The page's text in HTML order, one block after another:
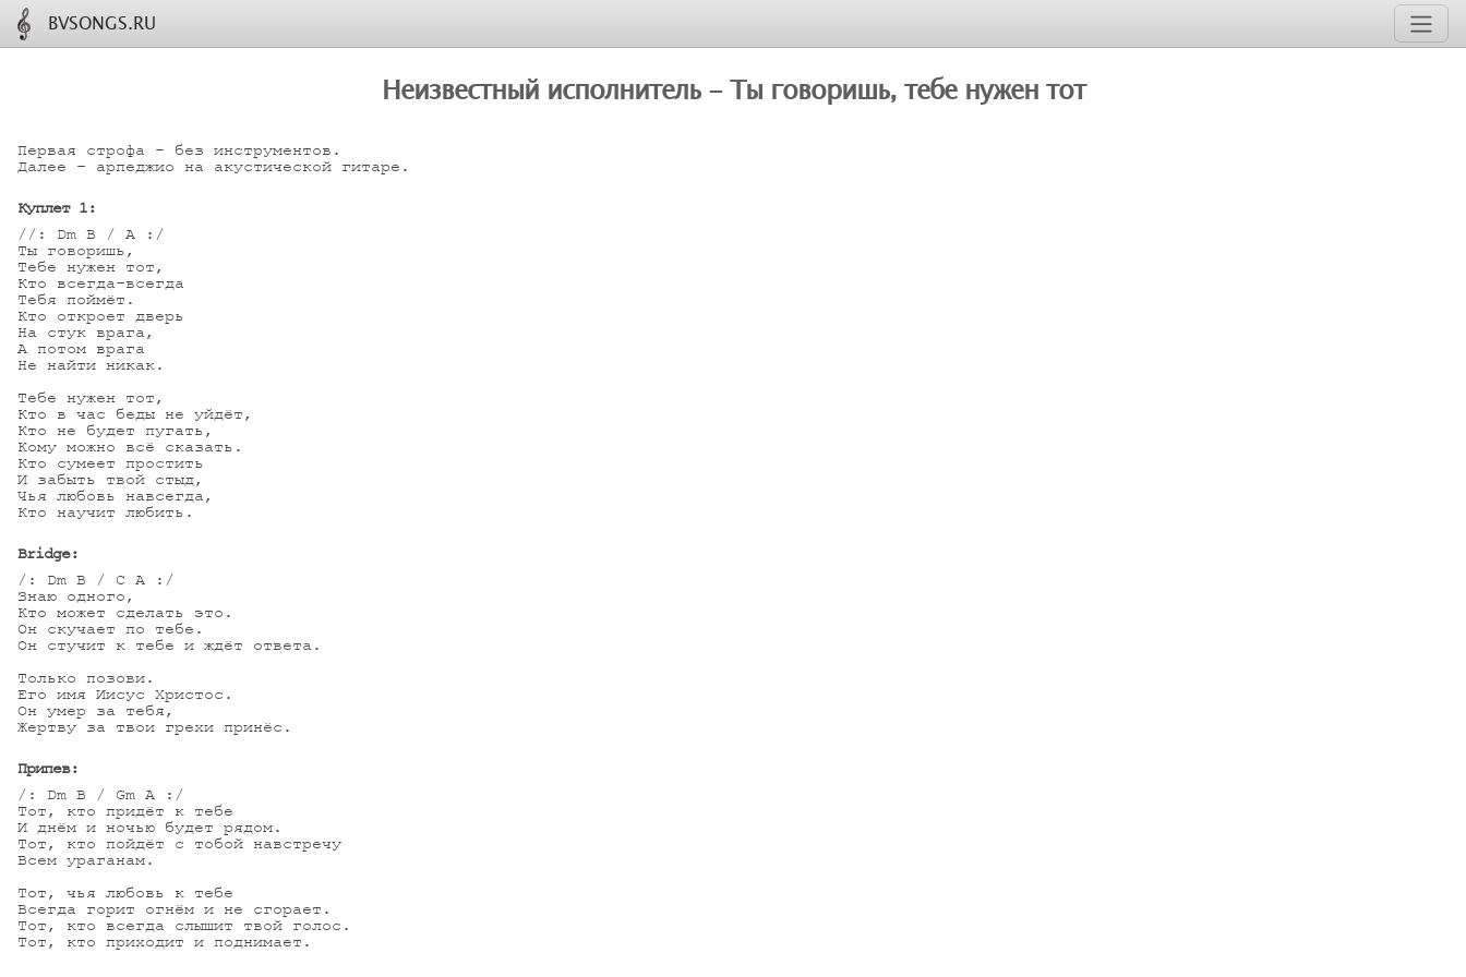
BVSONGS.RU
Неизвестный исполнитель - Ты говоришь, тебе нужен тот
Первая строфа - без инструментов.
Далее – арпеджио на акустической гитаре.
Куплет 1:
//: Dm B / A :/
Ты говоришь,
Тебе нужен тот,
Кто всегда-всегда
Тебя поймёт.
Кто откроет дверь
На стук врага,
А потом врага
Не найти никак.
Тебе нужен тот,
Кто в час беды не уйдёт,
Кто не будет пугать,
Кому можно всё сказать.
Кто сумеет простить
И забыть твой стыд,
Чья любовь навсегда,
Кто научит любить.
Bridge:
/: Dm B / C A :/
Знаю одного,
Кто может сделать это.
Он скучает по тебе.
Он стучит к тебе и ждёт ответа.
Только позови.
Его имя Иисус Христос.
Он умер за тебя,
Жертву за твои грехи принёс.
Припев:
/: Dm B / Gm A :/
Тот, кто придёт к тебе
И днём и ночью будет рядом.
Тот, кто пойдёт с тобой навстречу
Всем ураганам.
Тот, чья любовь к тебе
Всегда горит огнём и не сгорает.
Тот, кто всегда слышит твой голос.
Тот, кто приходит и поднимает.